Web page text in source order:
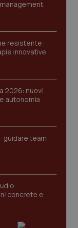
management
resistente:
innovative
2026: nuovi
autonomia
guidare team
concrete e
di
/Dominio